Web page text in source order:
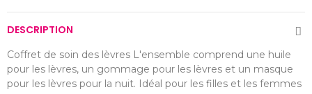
DESCRIPTION
Coffret de soin des lèvres L'ensemble comprend une huile
pour les lèvres, un gommage pour les lèvres et un masque
pour les lèvres pour la nuit. Idéal pour les filles et les femmes